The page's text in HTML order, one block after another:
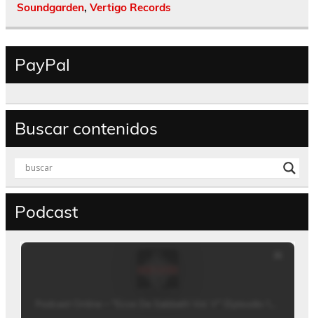
Soundgarden, Vertigo Records
PayPal
Buscar contenidos
Podcast